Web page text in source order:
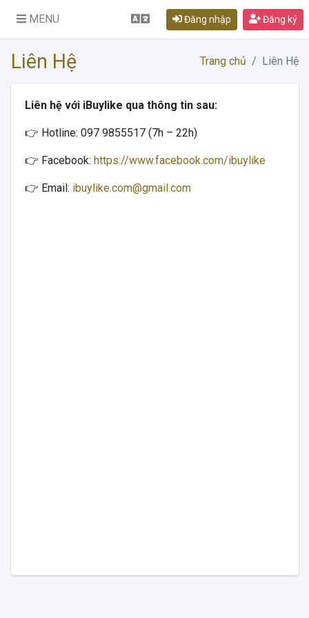
MENU Đăng nhập Đăng ký
Liên Hệ Trang chủ Liên Hệ
Liên hệ với iBuylike qua thông tin sau:
👉 Hotline: 097 9855517 (7h – 22h)
👉 Facebook: https://www.facebook.com/ibuylike
👉 Email: ibuylike.com@gmail.com